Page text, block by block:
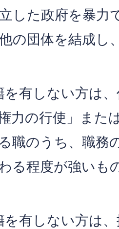
した政府を暴力
の団体を結成し
を有しない方は
力の行使」また
職のうち、職務
る程度が強いも
を有しない方は